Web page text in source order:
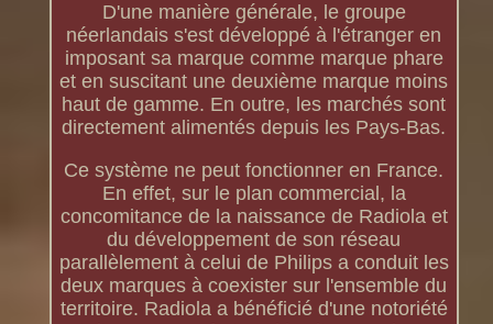
D'une manière générale, le groupe
néerlandais s'est développé à l'étranger en
imposant sa marque comme marque phare
et en suscitant une deuxième marque moins
haut de gamme. En outre, les marchés sont
directement alimentés depuis les Pays-Bas.
Ce système ne peut fonctionner en France.
En effet, sur le plan commercial, la
concomitance de la naissance de Radiola et
du développement de son réseau
parallèlement à celui de Philips a conduit les
deux marques à coexister sur l'ensemble du
territoire. Radiola a bénéficié d'une notoriété